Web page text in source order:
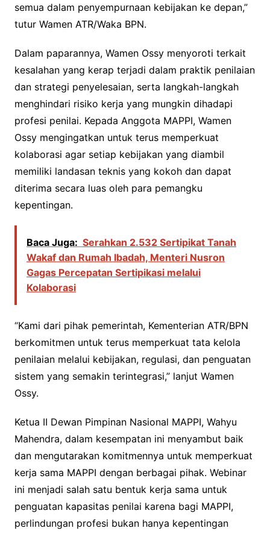
semua dalam penyempurnaan kebijakan ke depan,”
tutur Wamen ATR/Waka BPN.
Dalam paparannya, Wamen Ossy menyoroti terkait
kesalahan yang kerap terjadi dalam praktik penilaian
dan strategi penyelesaian, serta langkah-langkah
menghindari risiko kerja yang mungkin dihadapi
profesi penilai. Kepada Anggota MAPPI, Wamen
Ossy mengingatkan untuk terus memperkuat
kolaborasi agar setiap kebijakan yang diambil
memiliki landasan teknis yang kokoh dan dapat
diterima secara luas oleh para pemangku
kepentingan.
Baca Juga: Serahkan 2.532 Sertipikat Tanah
Wakaf dan Rumah Ibadah, Menteri Nusron
Gagas Percepatan Sertipikasi melalui
Kolaborasi
“Kami dari pihak pemerintah, Kementerian ATR/BPN
berkomitmen untuk terus memperkuat tata kelola
penilaian melalui kebijakan, regulasi, dan penguatan
sistem yang semakin terintegrasi,” lanjut Wamen
Ossy.
Ketua II Dewan Pimpinan Nasional MAPPI, Wahyu
Mahendra, dalam kesempatan ini menyambut baik
dan mengutarakan komitmennya untuk memperkuat
kerja sama MAPPI dengan berbagai pihak. Webinar
ini menjadi salah satu bentuk kerja sama untuk
penguatan kapasitas penilai karena bagi MAPPI,
perlindungan profesi bukan hanya kepentingan